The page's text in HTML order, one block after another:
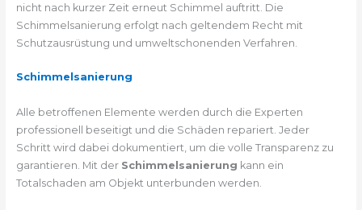
nicht nach kurzer Zeit erneut Schimmel auftritt. Die
Schimmelsanierung erfolgt nach geltendem Recht mit
Schutzausrüstung und umweltschonenden Verfahren.
Schimmelsanierung
Alle betroffenen Elemente werden durch die Experten
professionell beseitigt und die Schäden repariert. Jeder
Schritt wird dabei dokumentiert, um die volle Transparenz zu
garantieren. Mit der Schimmelsanierung kann ein
Totalschaden am Objekt unterbunden werden.